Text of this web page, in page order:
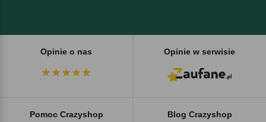
Opinie o nas Opinie w serwisie
Pomoc Crazyshop Blog Crazyshop